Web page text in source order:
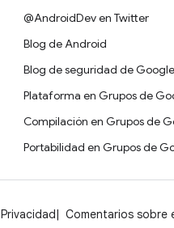
@AndroidDev en Twitter
Blog de Android
Blog de seguridad de Google
Plataforma en Grupos de
Compilación en Grupos de
Portabilidad en Grupos de
Privacidad Comentarios sobre